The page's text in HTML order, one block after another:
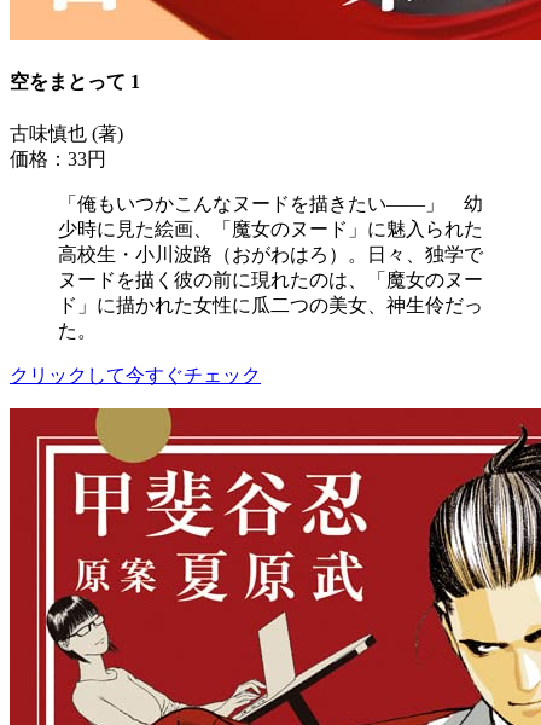
空をまとって 1
古味慎也 (著)
価格：33円
「俺もいつかこんなヌードを描きたい――」 幼
少時に見た絵画、「魔女のヌード」に魅入られた
高校生・小川波路（おがわはろ）。日々、独学で
ヌードを描く彼の前に現れたのは、「魔女のヌー
ド」に描かれた女性に瓜二つの美女、神生伶だっ
た。
クリックして今すぐチェック